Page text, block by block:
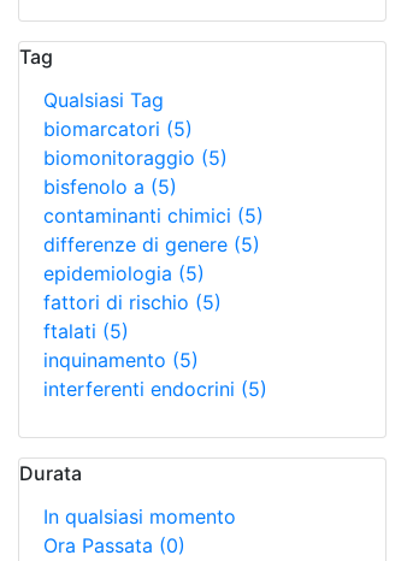
Tag
Qualsiasi Tag
biomarcatori (5)
biomonitoraggio (5)
bisfenolo a (5)
contaminanti chimici (5)
differenze di genere (5)
epidemiologia (5)
fattori di rischio (5)
ftalati (5)
inquinamento (5)
interferenti endocrini (5)
Durata
In qualsiasi momento
Ora Passata (0)